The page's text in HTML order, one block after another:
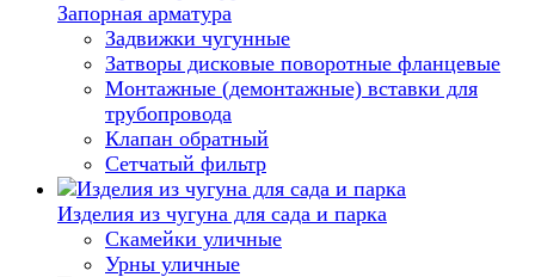
Запорная арматура
Задвижки чугунные
Затворы дисковые поворотные фланцевые
Монтажные (демонтажные) вставки для
трубопровода
Клапан обратный
Сетчатый фильтр
Изделия из чугуна для сада и парка
Скамейки уличные
Урны уличные